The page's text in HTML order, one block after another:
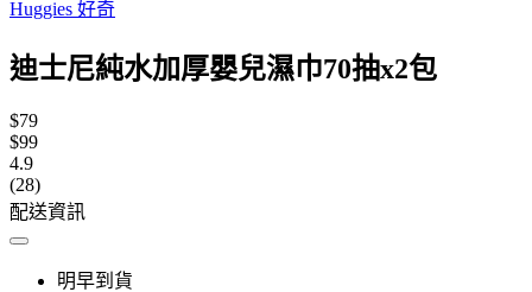
Huggies 好奇
迪士尼純水加厚嬰兒濕巾70抽x2包
$79
$99
4.9
(28)
配送資訊
明早到貨